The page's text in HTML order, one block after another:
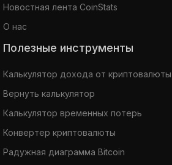
Новостная лента CoinStats
О нас
Полезные инструменты
Калькулятор дохода от криптовалюты
Вернуть калькулятор
Калькулятор временных потерь
Конвертер криптовалюты
Радужная диаграмма Bitcoin